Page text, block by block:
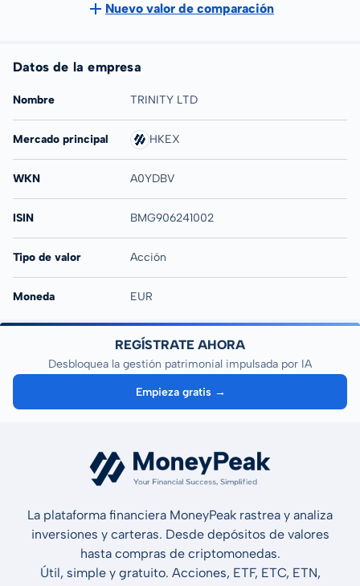
Nuevo valor de comparación
Datos de la empresa
Nombre TRINITY LTD
Mercado principal HKEX
WKN A0YDBV
ISIN BMG906241002
Tipo de valor Acción
Moneda EUR
REGÍSTRATE AHORA
Desbloquea la gestión patrimonial impulsada por IA
Empieza gratis →
La plataforma financiera MoneyPeak rastrea y analiza
inversiones y carteras. Desde depósitos de valores
hasta compras de criptomonedas.
Útil, simple y gratuito. Acciones, ETF, ETC, ETN,